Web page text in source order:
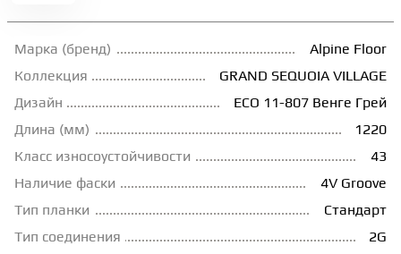
НАЛИВНОЙ ПОЛ
ГРУНТОВКИ
Марка (бренд)
Alpine Floor
Коллекция
GRAND SEQUOIA VILLAGE
Дизайн
ECO 11-807 Венге Грей
Длина (мм)
1220
Класс износоустойчивости
43
Наличие фаски
4V Groove
Тип планки
Стандарт
Тип соединения
2G